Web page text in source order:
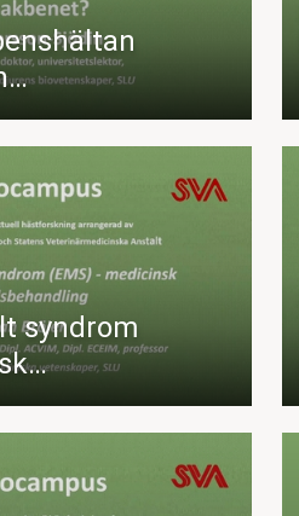
syndrom